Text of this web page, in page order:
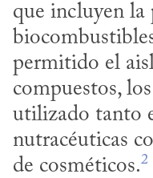
que incluyen la
permitido el
compuestos,
utilizado tanto
nutracéuticas
de cosméticos.2